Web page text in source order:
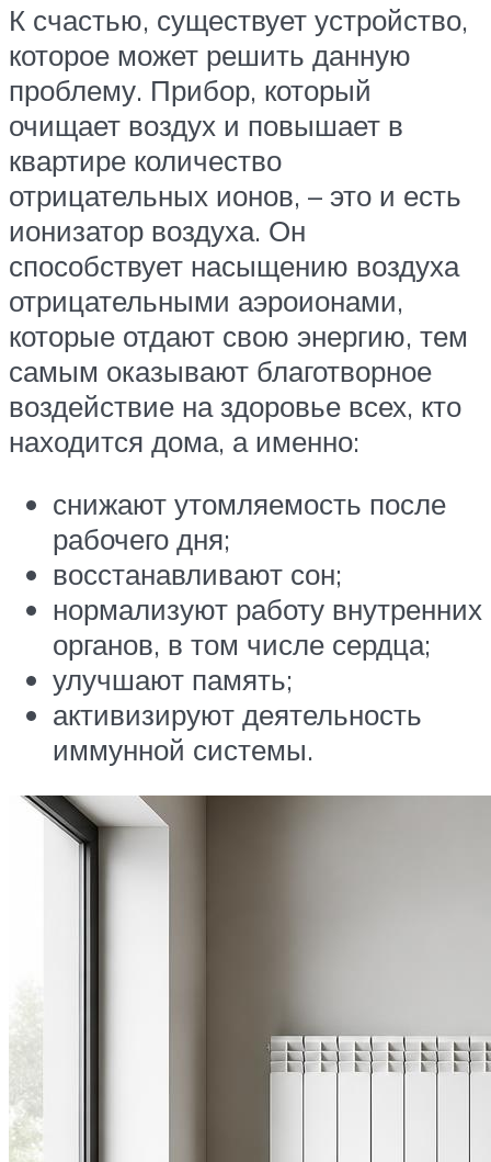
К счастью, существует устройство,
которое может решить данную
проблему. Прибор, который
очищает воздух и повышает в
квартире количество
отрицательных ионов, – это и есть
ионизатор воздуха. Он
способствует насыщению воздуха
отрицательными аэроионами,
которые отдают свою энергию, тем
самым оказывают благотворное
воздействие на здоровье всех, кто
находится дома, а именно:
снижают утомляемость после
рабочего дня;
восстанавливают сон;
нормализуют работу внутренних
органов, в том числе сердца;
улучшают память;
активизируют деятельность
иммунной системы.